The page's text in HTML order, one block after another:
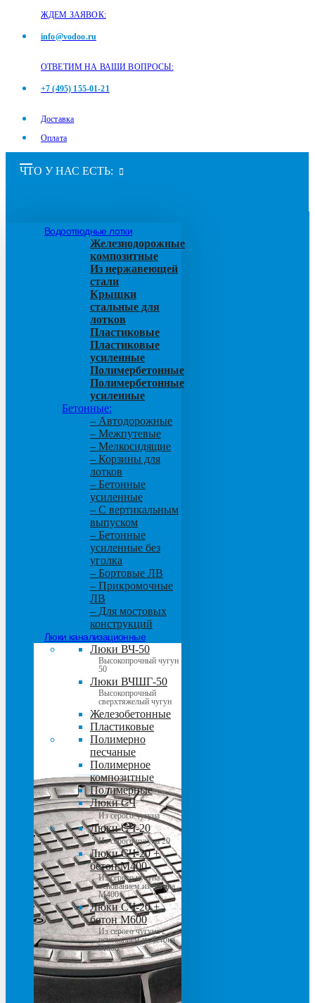
ЖДЕМ ЗАЯВОК:
info@vodoo.ru
ОТВЕТИМ НА ВАШИ ВОПРОСЫ:
+7 (495) 155-01-21
Доставка
Оплата
ЧТО У НАС ЕСТЬ:
Водоотводные лотки
Железнодорожные
композитные
Из нержавеющей
стали
Крышки
стальные для
лотков
Пластиковые
Пластиковые
усиленные
Полимербетонные
Полимербетонные
усиленные
Бетонные:
– Автодорожные
– Межпутевые
– Мелкосидящие
– Корзины для
лотков
– Бетонные
усиленные
– С вертикальным
выпуском
– Бетонные
усиленные без
уголка
– Бортовые ЛВ
– Прикромочные
ЛВ
– Для мостовых
конструкций
Люки канализационные
Люки ВЧ-50
Высокопрочный чугун
50
Люки ВЧШГ-50
Высокопрочный
сверхтяжелый чугун
Железобетонные
Пластиковые
Полимерно
песчаные
Полимерное
композитные
Полимерные
Люки СЧ
Из серого чугуна
Люки СЧ-20
Из серого чугуна 20
Люки СЧ-20 +
бетон М400
Из серого чугуна с
основанием из бетона
М400
Люки СЧ-20 +
бетон М600
Из серого чугуна с
основанием из бетона
М600